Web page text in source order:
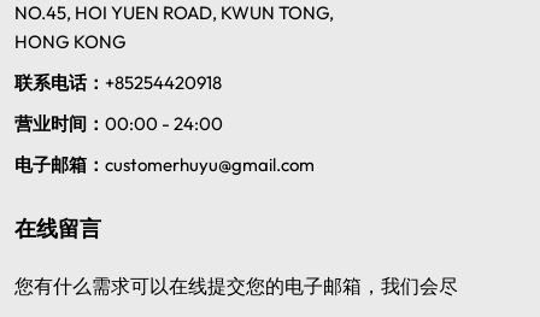
NO.45, HOI YUEN ROAD, KWUN TONG,
HONG KONG
联系电话： +85254420918
营业时间： 00:00 - 24:00
电子邮箱： customerhuyu@gmail.com
在线留言
您有什么需求可以在线提交您的电子邮箱，我们会尽